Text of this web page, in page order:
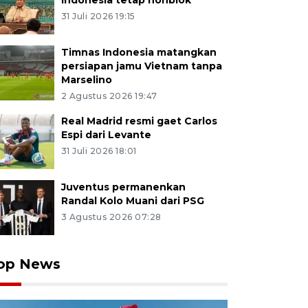
31 Juli 2026 19:15
Timnas Indonesia matangkan
persiapan jamu Vietnam tanpa
Marselino
2 Agustus 2026 19:47
Real Madrid resmi gaet Carlos
Espi dari Levante
31 Juli 2026 18:01
Juventus permanenkan
Randal Kolo Muani dari PSG
3 Agustus 2026 07:28
News